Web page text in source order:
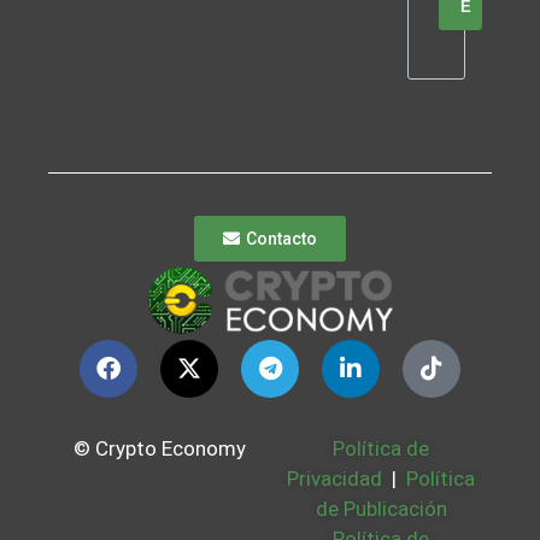
E
Contacto
© Crypto Economy
Política de
Privacidad | Política
de Publicación